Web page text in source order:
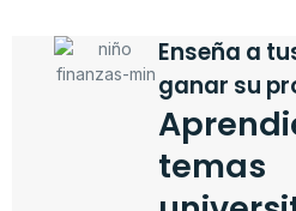
Enseña a
ganar su
temas